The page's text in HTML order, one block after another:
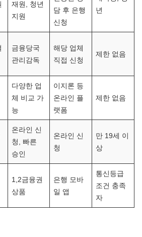
재원, 청년
지원
담 후 은행
신청
년
금융당국
관리감독
해당 업체
직접 신청
제한 없음
다양한 업
체 비교 가
능
이지론 등
온라인 플
랫폼
제한 없음
온라인 신
청, 빠른
승인
온라인 신
청
만 19세 이
상
1,2금융권
상품
은행 모바
일 앱
통신등급
조건 충족
자